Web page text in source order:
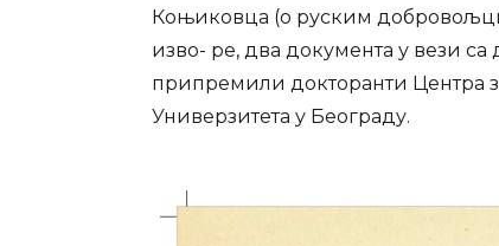
Коњиковца (о руским
изво- ре, два документа у вези са
припремили докторанти Центра
Универзитета у Београду.